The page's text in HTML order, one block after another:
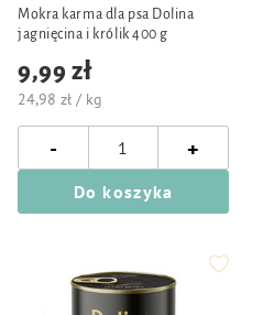
Mokra karma dla psa Dolina
jagnięcina i królik 400 g
9,99 zł
24,98 zł / kg
- +
Do koszyka